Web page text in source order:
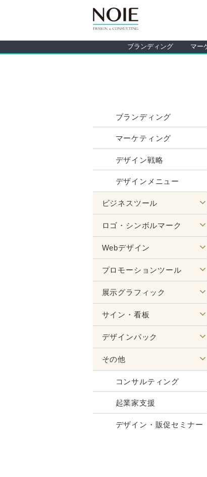
ブランディング マー
ブランディング
マーケティング
デザイン戦略
デザインメニュー
ビジネスツール
ロゴ・シンボルマーク
Webデザイン
プロモーションツール
展示グラフィック
サイン・看板
デザインパック
その他
コンサルティング
起業家支援
デザイン・販促セミナー